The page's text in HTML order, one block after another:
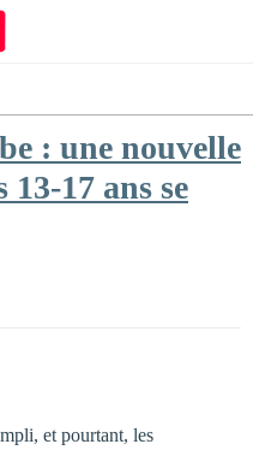
: une nouvelle
17 ans se
et pourtant, les